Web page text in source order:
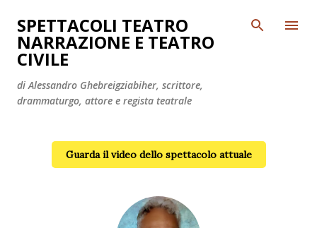
Passa ai contenuti principali
SPETTACOLI TEATRO
NARRAZIONE E TEATRO
CIVILE
di Alessandro Ghebreigziabiher, scrittore,
drammaturgo, attore e regista teatrale
Guarda il video dello spettacolo attuale